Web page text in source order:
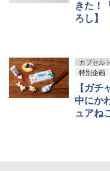
きた！
ろし】
カプセル
特別企画
【ガチ
中にか
ュアね